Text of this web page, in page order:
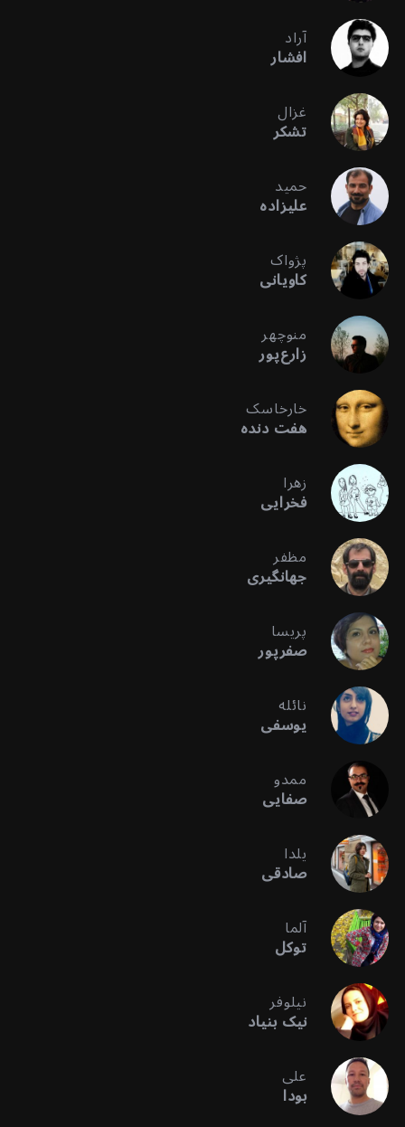
آراد
افشار
غزال
تشکر
حمید
علیزاده
پژواک
کاویانی
منوچهر
زارع‌پور
خارخاسک
هفت دنده
زهرا
فخرایی
مظفر
جهانگیری
پریسا
صفرپور
نائله
یوسفی
ممدو
صفایی
یلدا
صادقی
آلما
توکل
نیلوفر
نیک بنیاد
علی
بودا